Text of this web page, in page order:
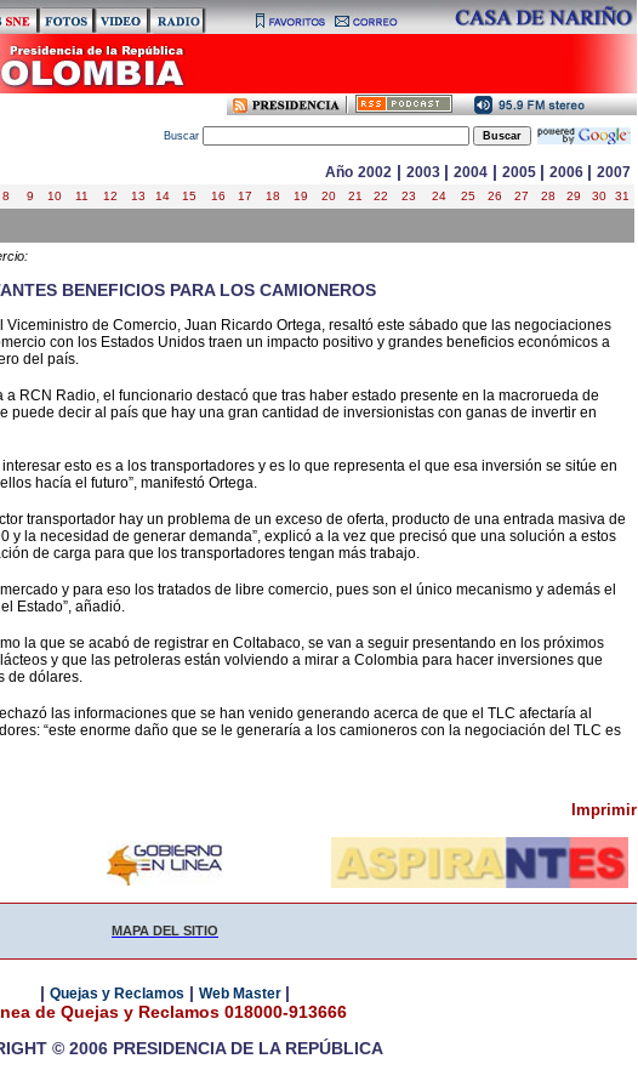
Buscar
Año 2002 | 2003 | 2004 | 2005 | 2006 | 2007
8 9 10 11 12 13 14 15 16 17 18 19 20 21 22 23 24 25 26 27 28 29 30 31
BENEFICIOS PARA LOS CAMIONEROS
Viceministro de Comercio, Juan Ricardo Ortega, resaltó este sábado que las negociaciones
con los Estados Unidos traen un impacto positivo y grandes beneficios económicos a
del país.
a RCN Radio, el funcionario destacó que tras haber estado presente en la macrorueda de
puede decir al país que hay una gran cantidad de inversionistas con ganas de invertir en
esto es a los transportadores y es lo que representa el que esa inversión se sitúe en
hacía el futuro”, manifestó Ortega.
transportador hay un problema de un exceso de oferta, producto de una entrada masiva de
y la necesidad de generar demanda”, explicó a la vez que precisó que una solución a estos
de carga para que los transportadores tengan más trabajo.
y para eso los tratados de libre comercio, pues son el único mecanismo y además el
Estado”, añadió.
la que se acabó de registrar en Coltabaco, se van a seguir presentando en los próximos
y que las petroleras están volviendo a mirar a Colombia para hacer inversiones que
de dólares.
las informaciones que se han venido generando acerca de que el TLC afectaría al
“este enorme daño que se le generaría a los camioneros con la negociación del TLC es
Imprimir
MAPA DEL SITIO
| Quejas y Reclamos | Web Master |
de Quejas y Reclamos 018000-913666
© 2006 PRESIDENCIA DE LA REPÚBLICA